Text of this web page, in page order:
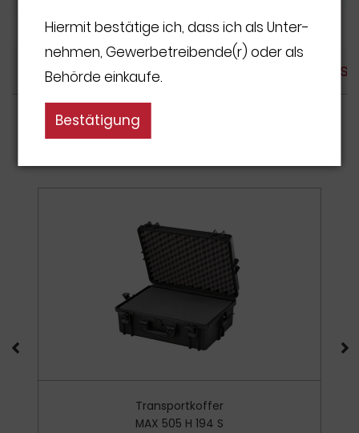
Beschreibung und technische Details
Passende Artikel
Transportkoffer
MAX 505 H 194 S
Hiermit bestätige ich, dass ich als Unter­
nehmen, Gewerbe­treiben­de(r) oder als
Behörde einkaufe.
Bestätigung